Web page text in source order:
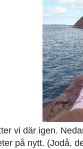
vi där igen.
på nytt. (Jodå,